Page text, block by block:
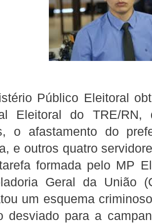
Público Eleitoral
Eleitoral do TRE/RN,
o afastamento do
e outros quatro
formada pelo MP
Geral da União
um esquema
desviado para a